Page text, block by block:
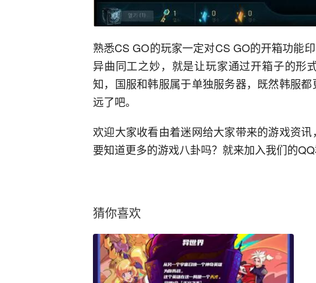
熟悉CS GO的玩家一定对CS GO的开箱功能
异曲同工之妙，就是让玩家通过开箱子的形
知，国服和韩服属于单独服务器，既然韩服
远了吧。
欢迎大家收看由着迷网给大家带来的游戏资
要知道更多的游戏八卦吗？就来加入我们的
猜你喜欢